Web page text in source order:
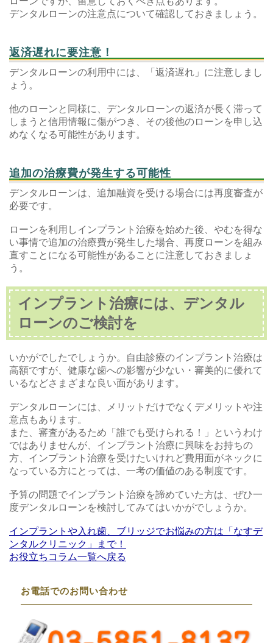
デンタルローンの注意点について確認しておきましょう。
返済遅れに要注意！
デンタルローンの利用中には、「返済遅れ」に注意しまし
ょう。
他のローンと同様に、デンタルローンの返済が長く滞って
しまうと信用情報に傷がつき、その後他のローンを申し込
めなくなる可能性があります。
追加の治療費が発生する可能性
デンタルローンは、追加融資を受ける場合には再度審査が
必要です。
ローンを利用しインプラント治療を始めた後、やむを得な
い事情で追加の治療費が発生した場合、再度ローンを組み
直すことになる可能性があることに注意しておきましょ
う。
インプラント治療には、デンタル
ローンのご検討を
いかがでしたでしょうか。自由診療のインプラント治療は
高額ですが、健康な歯への影響が少ない・審美的に優れて
いるなどさまざまな良い面があります。
デンタルローンには、メリットだけでなくデメリットや注
意点もあります。
また、審査があるため「誰でも受けられる！」というわけ
ではありませんが、インプラント治療に興味をお持ちの
方、インプラント治療を受けたいけれど費用面がネックに
なっている方にとっては、一考の価値のある制度です。
予算の問題でインプラント治療を諦めていた方は、ぜひ一
度デンタルローンを検討してみてはいかがでしょうか。
インプラントや入れ歯、ブリッジでお悩みの方は「なすデ
ンタルクリニック」まで！
お役立ちコラム一覧へ戻る
お電話でのお問い合わせ